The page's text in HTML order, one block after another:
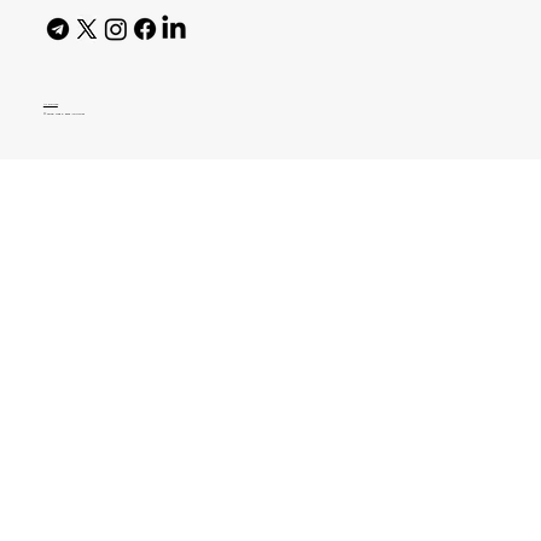
AI Policy
© 2026 High Bar Journal